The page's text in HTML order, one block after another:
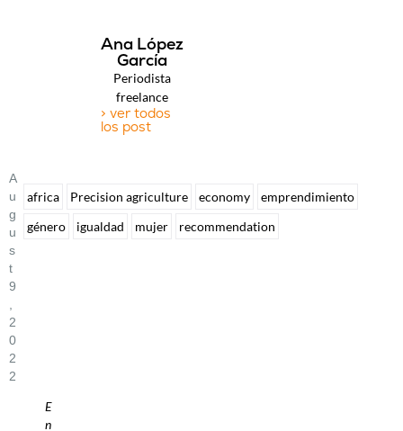
Ana López
García
Periodista
freelance
> ver todos
los post
A
U
G
U
S
T
9
2
0
2
2
E
n
africa Precision agriculture economy
emprendimiento
género
igualdad mujer recommendation